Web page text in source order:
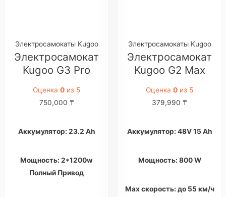
Электросамокаты Kugoo
Электросамокат
Kugoo G3 Pro
Оценка 0 из 5
750,000 ₸
Аккумулятор: 23.2 Аh
Мощность: 2*1200w
Полный Привод
Электросамокаты Kugoo
Электросамокат
Kugoo G2 Max
Оценка 0 из 5
379,990 ₸
Аккумулятор: 48V 15 Аh
Мощность: 800 W
Max скорость: до 55 км/ч